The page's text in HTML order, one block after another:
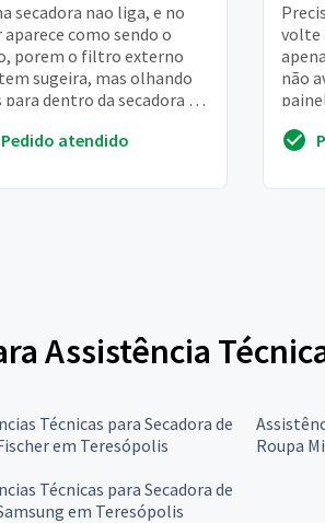
secadora nao liga, e no
aparece como sendo o
porem o filtro externo
sugeira, mas olhando
para dentro da secadora dá
Pedido atendido
volte
não
Assistência
Técnicas para Secadora de
em Teresópolis
Roupa
Técnicas para Secadora de
em Teresópolis